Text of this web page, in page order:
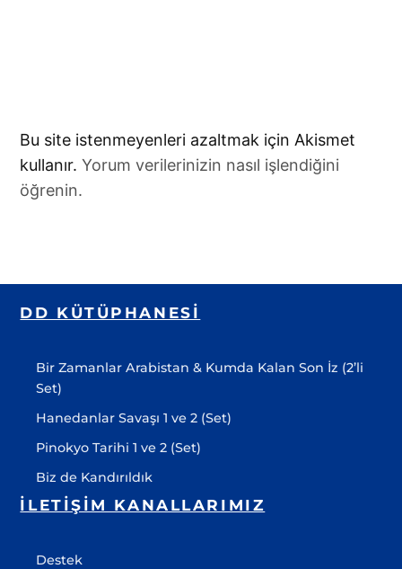
Bu site istenmeyenleri azaltmak için Akismet
kullanır.Yorum verilerinizin nasıl işlendiğini
öğrenin.
DD KÜTÜPHANESI
Bir Zamanlar Arabistan & Kumda Kalan Son İz (2’li
Set)
Hanedanlar Savaşı 1 ve 2 (Set)
Pinokyo Tarihi 1 ve 2 (Set)
Biz de Kandırıldık
İLETIŞIM KANALLARIMIZ
Destek